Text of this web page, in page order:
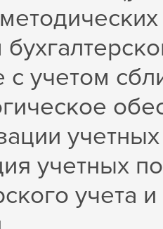
с учетом
учетных
учета